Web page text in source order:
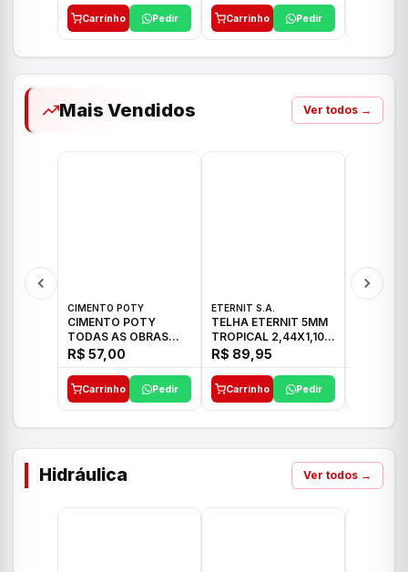
Carrinho Pedir Carrinho Pedir
Mais Vendidos Ver todos →
CIMENTO POTY
CIMENTO POTY
TODAS AS OBRAS
50KG CP-II F/32
R$ 57,00
Carrinho Pedir
ETERNIT S.A.
TELHA ETERNIT 5MM
TROPICAL 2,44X1,10
27,10KG
R$ 89,95
Carrinho Pedir
Hidráulica Ver todos →